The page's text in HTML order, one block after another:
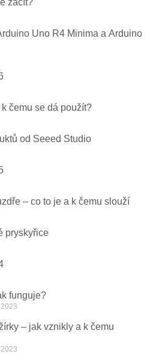
Uno R4 Minima a Arduino
čemu se dá použít?
od Seeed Studio
– co to je a k čemu slouží
pryskyřice
funguje?
– jak vznikly a k čemu